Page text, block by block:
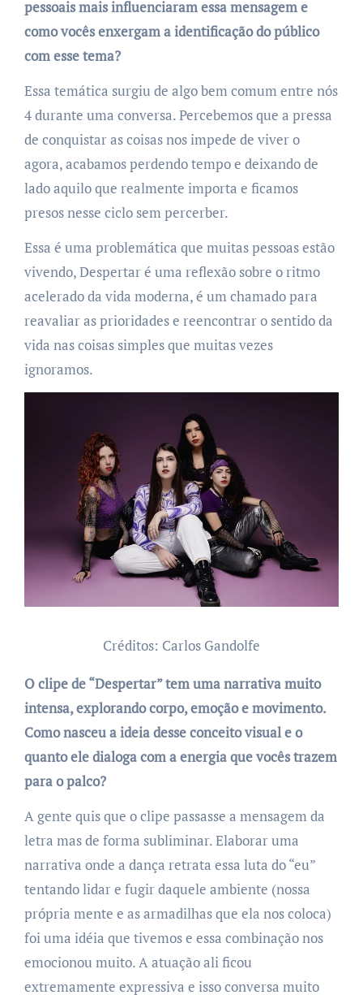
pessoais mais influenciaram essa mensagem e
como vocês enxergam a identificação do público
com esse tema?
Essa temática surgiu de algo bem comum entre nós
4 durante uma conversa. Percebemos que a pressa
de conquistar as coisas nos impede de viver o
agora, acabamos perdendo tempo e deixando de
lado aquilo que realmente importa e ficamos
presos nesse ciclo sem percerber.
Essa é uma problemática que muitas pessoas estão
vivendo, Despertar é uma reflexão sobre o ritmo
acelerado da vida moderna, é um chamado para
reavaliar as prioridades e reencontrar o sentido da
vida nas coisas simples que muitas vezes
ignoramos.
Créditos: Carlos Gandolfe
O clipe de “Despertar” tem uma narrativa muito
intensa, explorando corpo, emoção e movimento.
Como nasceu a ideia desse conceito visual e o
quanto ele dialoga com a energia que vocês trazem
para o palco?
A gente quis que o clipe passasse a mensagem da
letra mas de forma subliminar. Elaborar uma
narrativa onde a dança retrata essa luta do “eu”
tentando lidar e fugir daquele ambiente (nossa
própria mente e as armadilhas que ela nos coloca)
foi uma idéia que tivemos e essa combinação nos
emocionou muito. A atuação ali ficou
extremamente expressiva e isso conversa muito